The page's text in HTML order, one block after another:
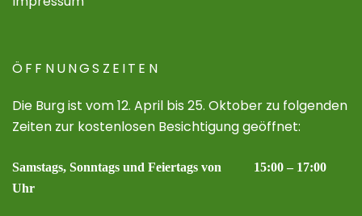
ÖFFNUNGSZEITEN
Die Burg ist vom 12. April bis 25. Oktober zu folgenden
Zeiten zur kostenlosen Besichtigung geöffnet:
Samstags, Sonntags und Feiertags von 15:00 – 17:00
Uhr